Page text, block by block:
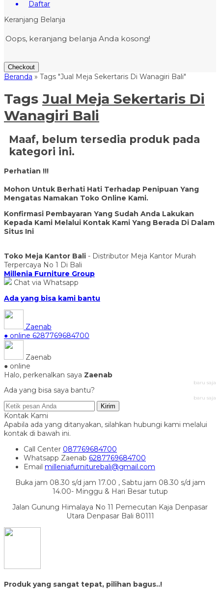
Daftar
Keranjang Belanja
Oops, keranjang belanja Anda kosong!
Checkout
Beranda » Tags "Jual Meja Sekertaris Di Wanagiri Bali"
Tags Jual Meja Sekertaris Di
Wanagiri Bali
Maaf, belum tersedia produk pada
kategori ini.
Perhatian !!!
Mohon Untuk Berhati Hati Terhadap Penipuan Yang
Mengatas Namakan Toko Online Kami.
Konfirmasi Pembayaran Yang Sudah Anda Lakukan
Kepada Kami Melalui Kontak Kami Yang Berada Di Dalam
Situs Ini
Toko Meja Kantor Bali - Distributor Meja Kantor Murah
Terpercaya No 1 Di Bali
Millenia Furniture Group
Chat via Whatsapp
Ada yang bisa kami bantu
Zaenab
● online 6287769684700
Zaenab
● online
Halo, perkenalkan saya Zaenab
baru saja
Ada yang bisa saya bantu?
baru saja
Kirim
Kontak Kami
Apabila ada yang ditanyakan, silahkan hubungi kami melalui
kontak di bawah ini.
Call Center 087769684700
Whatsapp Zaenab 6287769684700
Email milleniafurniturebali@gmail.com
Buka jam 08.30 s/d jam 17.00 , Sabtu jam 08.30 s/d jam
14.00- Minggu & Hari Besar tutup
Jalan Gunung Himalaya No 11 Pemecutan Kaja Denpasar
Utara Denpasar Bali 80111
Produk yang sangat tepat, pilihan bagus..!